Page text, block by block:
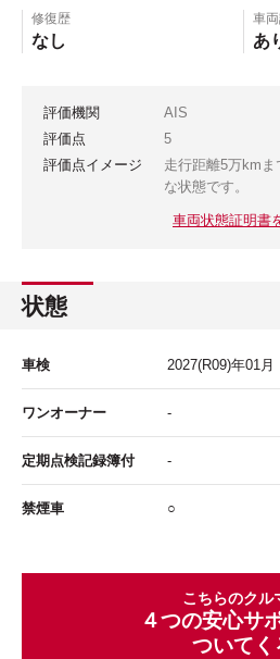
修復歴
なし
車
あ
評価機関
AIS
評価点
5
評価点イメージ
走行距離5万km
な状態です。
車両状態証明書
状態
車検 2027(R09)年01月
ワンオーナー -
定期点検記録簿付 -
禁煙車 ○
こちらのクル
４つの安心サ
ついてく